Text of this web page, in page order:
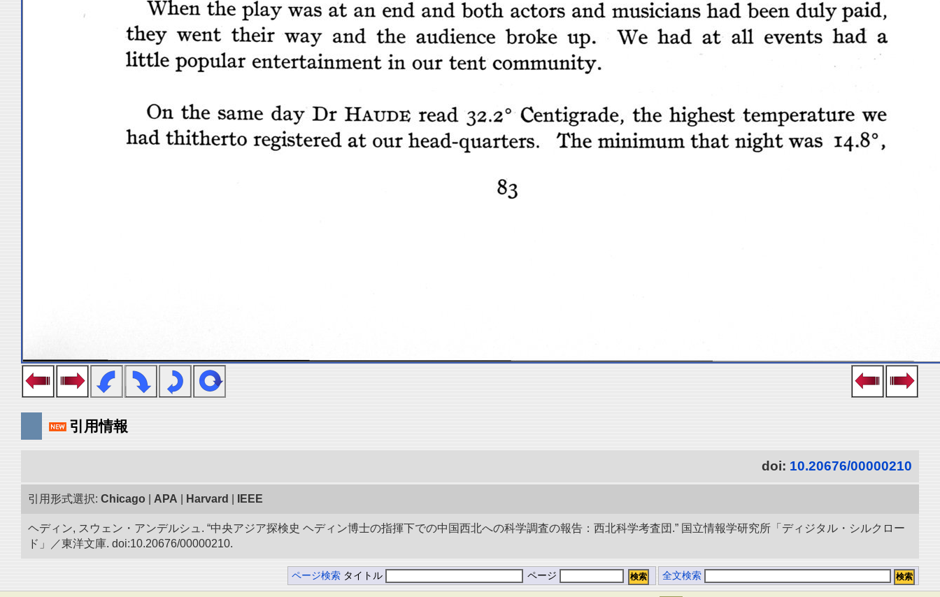
引用情報
doi: 10.20676/00000210
引用形式選択: Chicago APA Harvard IEEE
ヘディン, スウェン・アンデルシュ. “中央アジア探検史 ヘディン博士の指揮下での中国西北への科学調査の報告：西北科学考査団.” 国立情報学研究所「ディジタル・シルクロー
ド」／東洋文庫. doi:10.20676/00000210.
ページ検索 タイトル ページ 全文検索